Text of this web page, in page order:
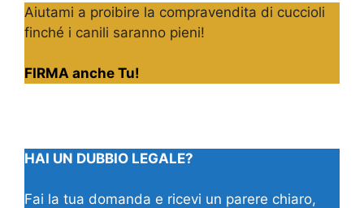
Aiutami a proibire la compravendita di cuccioli
finché i canili saranno pieni!
FIRMA anche Tu!
HAI UN DUBBIO LEGALE?
Fai la tua domanda e ricevi un parere chiaro,